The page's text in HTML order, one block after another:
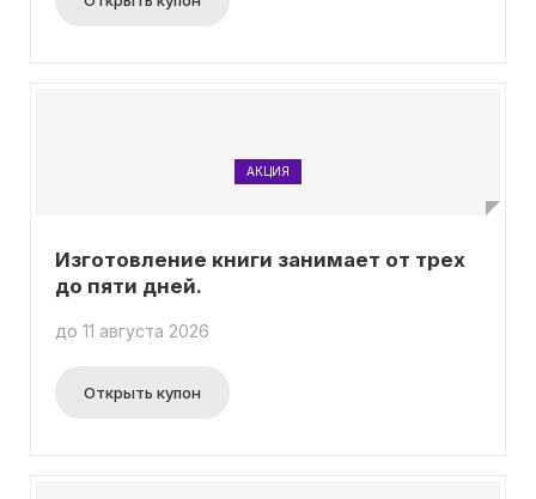
АКЦИЯ
Изготовление книги занимает от трех
до пяти дней.
до 11 августа 2026
Открыть купон